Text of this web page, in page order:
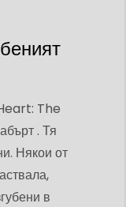
The
. Тя
Някои от
в